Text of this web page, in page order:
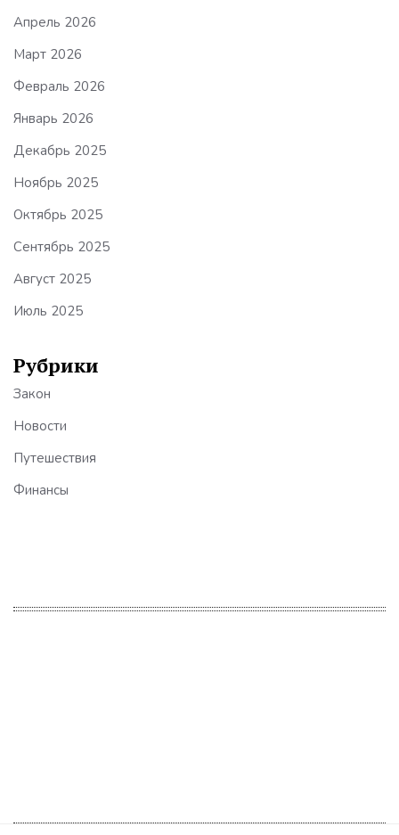
Апрель 2026
Март 2026
Февраль 2026
Январь 2026
Декабрь 2025
Ноябрь 2025
Октябрь 2025
Сентябрь 2025
Август 2025
Июль 2025
Рубрики
Закон
Новости
Путешествия
Финансы